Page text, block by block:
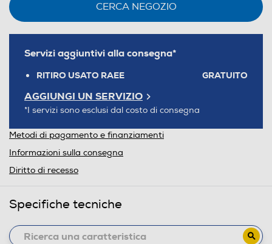
CERCA NEGOZIO
Servizi aggiuntivi alla consegna*
RITIRO USATO RAEE GRATUITO
AGGIUNGI UN SERVIZIO
*I servizi sono esclusi dal costo di consegna
Metodi di pagamento e finanziamenti
Informazioni sulla consegna
Diritto di recesso
Specifiche tecniche